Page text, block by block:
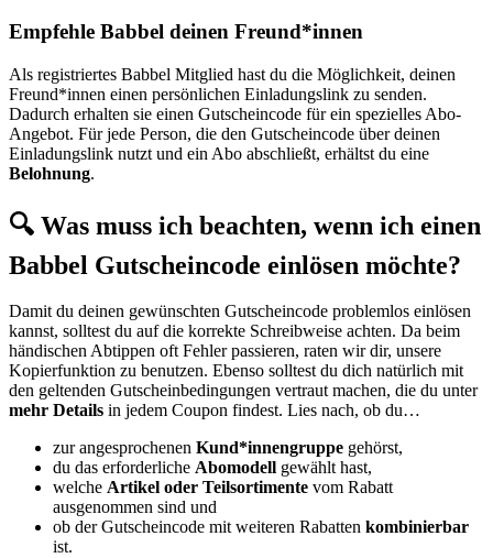
Empfehle Babbel deinen Freund*innen
Als registriertes Babbel Mitglied hast du die Möglichkeit, deinen
Freund*innen einen persönlichen Einladungslink zu senden.
Dadurch erhalten sie einen Gutscheincode für ein spezielles Abo-
Angebot. Für jede Person, die den Gutscheincode über deinen
Einladungslink nutzt und ein Abo abschließt, erhältst du eine
Belohnung.
🔍 Was muss ich beachten, wenn ich einen
Babbel Gutscheincode einlösen möchte?
Damit du deinen gewünschten Gutscheincode problemlos einlösen
kannst, solltest du auf die korrekte Schreibweise achten. Da beim
händischen Abtippen oft Fehler passieren, raten wir dir, unsere
Kopierfunktion zu benutzen. Ebenso solltest du dich natürlich mit
den geltenden Gutscheinbedingungen vertraut machen, die du unter
mehr Details in jedem Coupon findest. Lies nach, ob du…
zur angesprochenen Kund*innengruppe gehörst,
du das erforderliche Abomodell gewählt hast,
welche Artikel oder Teilsortimente vom Rabatt
ausgenommen sind und
ob der Gutscheincode mit weiteren Rabatten kombinierbar
ist.